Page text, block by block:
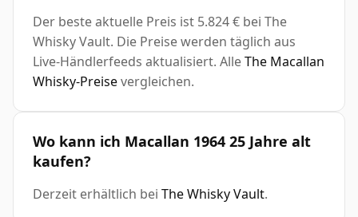
Der beste aktuelle Preis ist 5.824 € bei The
Whisky Vault. Die Preise werden täglich aus
Live-Händlerfeeds aktualisiert. AlleThe Macallan
Whisky-Preisevergleichen.
Wo kann ich Macallan 1964 25 Jahre alt
kaufen?
Derzeit erhältlich bei The Whisky Vault.